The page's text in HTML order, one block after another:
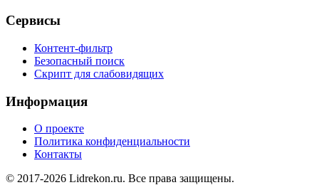
Сервисы
Контент-фильтр
Безопасный поиск
Скрипт для слабовидящих
Информация
О проекте
Политика конфиденциальности
Контакты
© 2017-2026 Lidrekon.ru. Все права защищены.